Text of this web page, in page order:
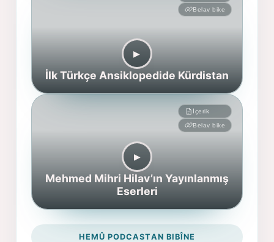
Belav bike
▶︎
İlk Türkçe Ansiklopedide Kürdistan
İçerik
Belav bike
▶︎
Mehmed Mihri Hilav’ın Yayınlanmış
Eserleri
HEMÛ PODCASTAN BIBÎNE